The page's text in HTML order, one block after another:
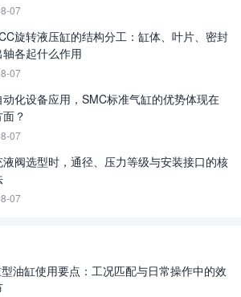
07
旋转液压缸的结构分工：缸体、叶片、密封
各起什么作用
07
化设备应用，SMC标准气缸的优势体现在
？
07
液阀选型时，通径、压力等级与安装接口的核
07
油缸使用要点：工况匹配与日常操作中的效